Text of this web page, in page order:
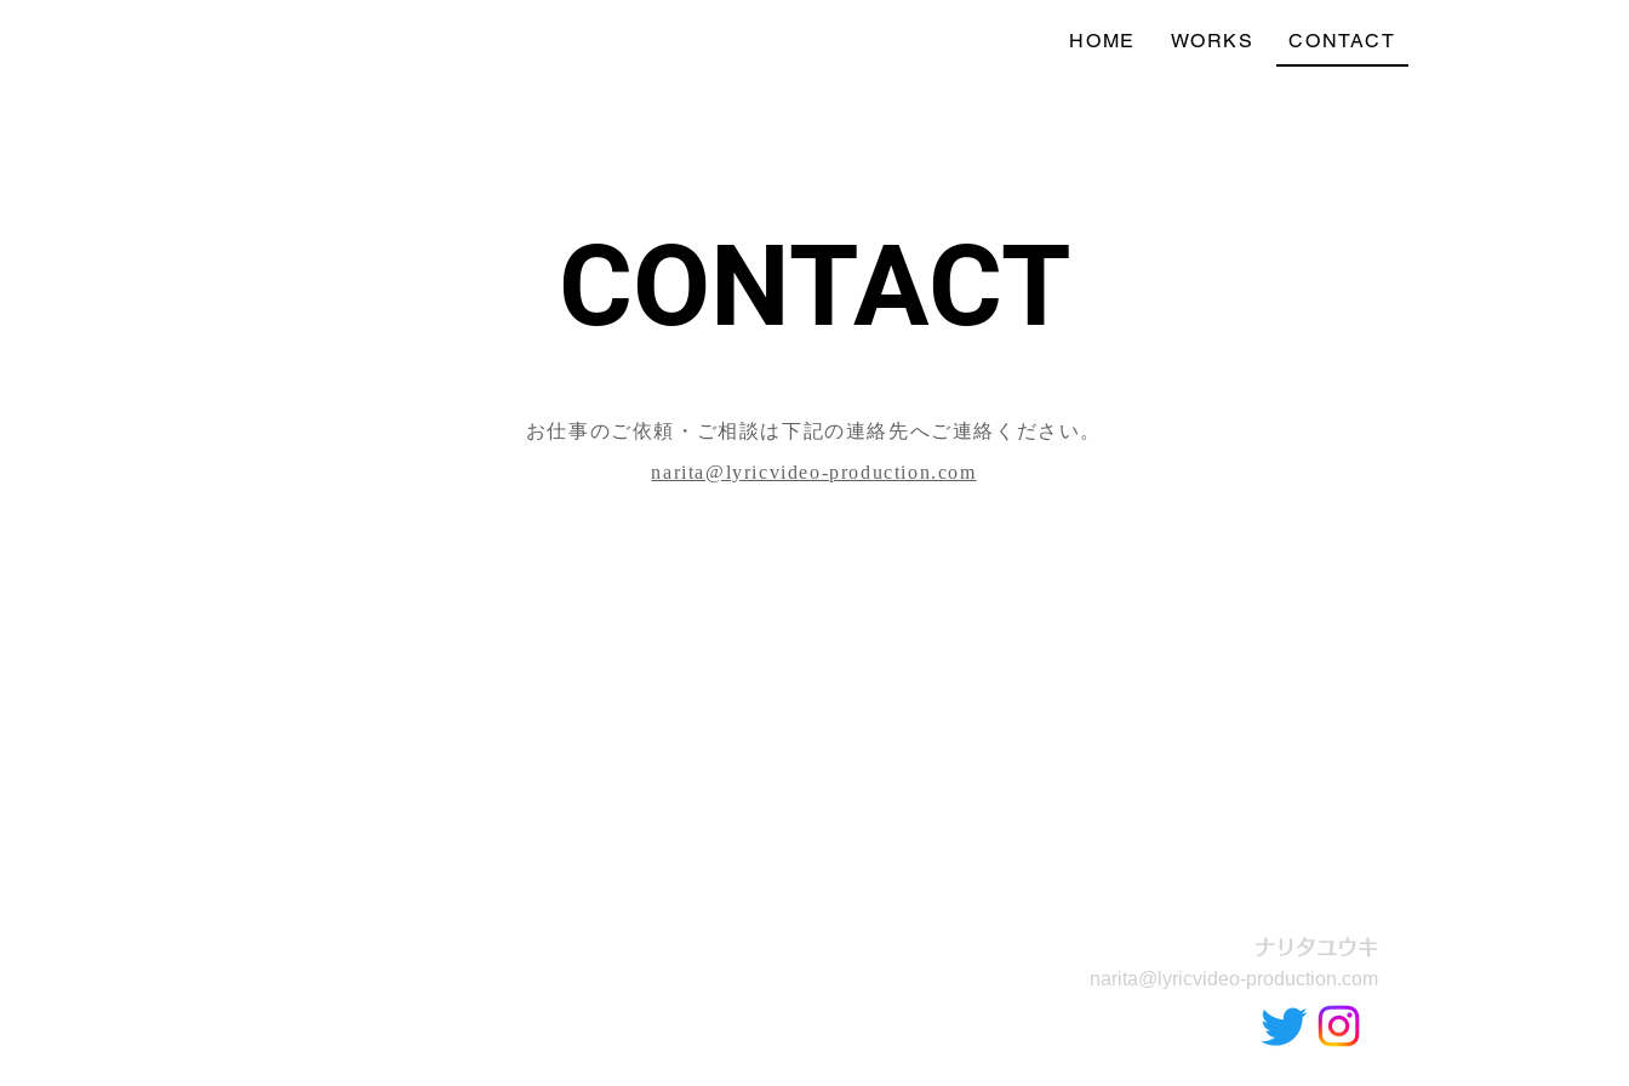
HOME WORKS CONTACT
CONTACT
お仕事のご依頼・ご相談は下記の連絡先へご連絡ください。
narita@lyricvideo-production.com
narita@lyricvideo-production.com
ナリタユウキ